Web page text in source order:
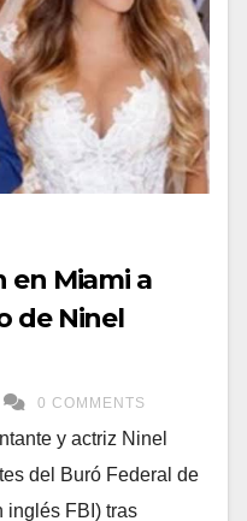
en Miami a
de Ninel
0 COMMENTS
y actriz Ninel
del Buró Federal de
inglés FBI) tras